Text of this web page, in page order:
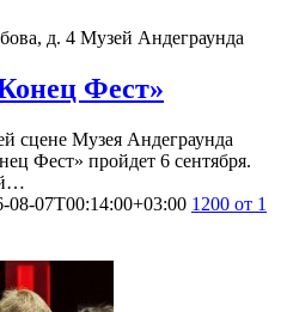
д. 4 Музей Андеграунда
Фест»
сцене Музея Андеграунда
Фест» пройдет 6 сентября.
08-07T00:14:00+03:00 1200 от 1